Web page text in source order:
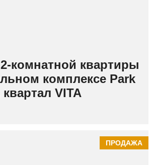
комнатной квартиры
комплексе Park
VITA
ПРОДАЖА